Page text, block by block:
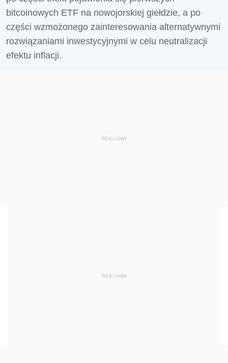
bitcoinowych ETF na nowojorskiej giełdzie, a po
części wzmożonego zainteresowania alternatywnymi
rozwiązaniami inwestycyjnymi w celu neutralizacji
efektu inflacji.
REKLAMA
REKLAMA